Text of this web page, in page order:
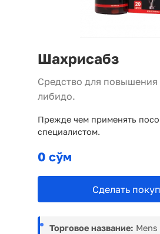
Шахрисабз
Средство для
либидо.
Прежде чем применять
специалистом.
0 сўм
Сделать
Торговое название: